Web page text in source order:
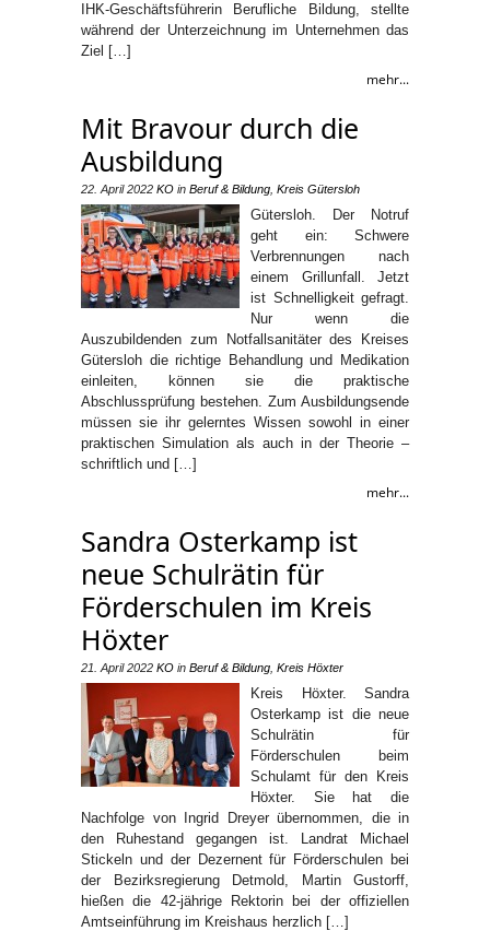
IHK-Geschäftsführerin Berufliche Bildung, stellte
während der Unterzeichnung im Unternehmen das
Ziel […]
mehr...
Mit Bravour durch die
Ausbildung
22. April 2022 KO in Beruf & Bildung Kreis Gütersloh
Gütersloh. Der Notruf
geht ein: Schwere
Verbrennungen nach
einem Grillunfall. Jetzt
ist Schnelligkeit gefragt.
Nur wenn die
Auszubildenden zum Notfallsanitäter des Kreises
Gütersloh die richtige Behandlung und Medikation
einleiten, können sie die praktische
Abschlussprüfung bestehen. Zum Ausbildungsende
müssen sie ihr gelerntes Wissen sowohl in einer
praktischen Simulation als auch in der Theorie –
schriftlich und […]
mehr...
Sandra Osterkamp ist
neue Schulrätin für
Förderschulen im Kreis
Höxter
21. April 2022 KO in Beruf & Bildung Kreis Höxter
Kreis Höxter. Sandra
Osterkamp ist die neue
Schulrätin für
Förderschulen beim
Schulamt für den Kreis
Höxter. Sie hat die
Nachfolge von Ingrid Dreyer übernommen, die in
den Ruhestand gegangen ist. Landrat Michael
Stickeln und der Dezernent für Förderschulen bei
der Bezirksregierung Detmold, Martin Gustorff,
hießen die 42-jährige Rektorin bei der offiziellen
Amtseinführung im Kreishaus herzlich […]